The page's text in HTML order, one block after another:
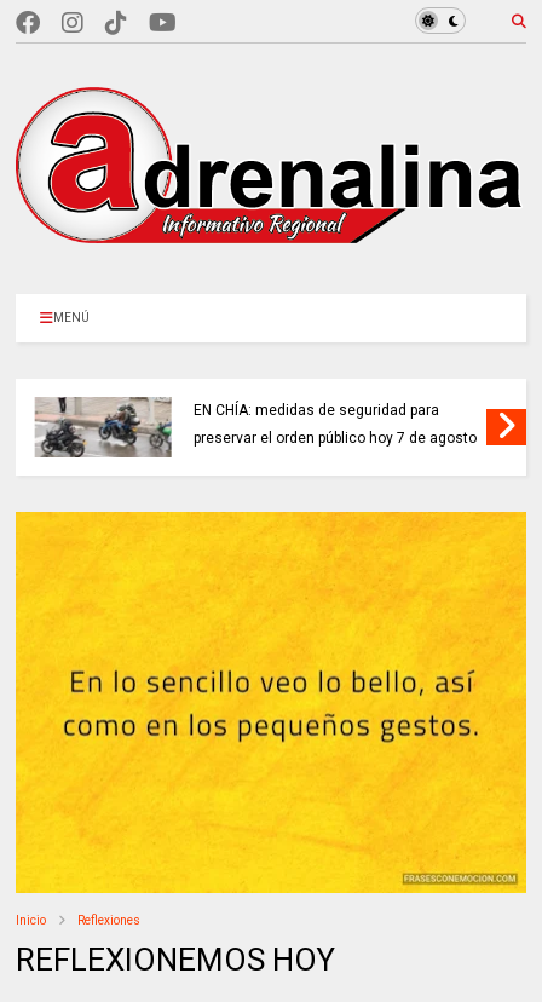
MENÚ
EN CHÍA: medidas de seguridad para
preservar el orden público hoy 7 de agosto
Inicio Reflexiones
REFLEXIONEMOS HOY